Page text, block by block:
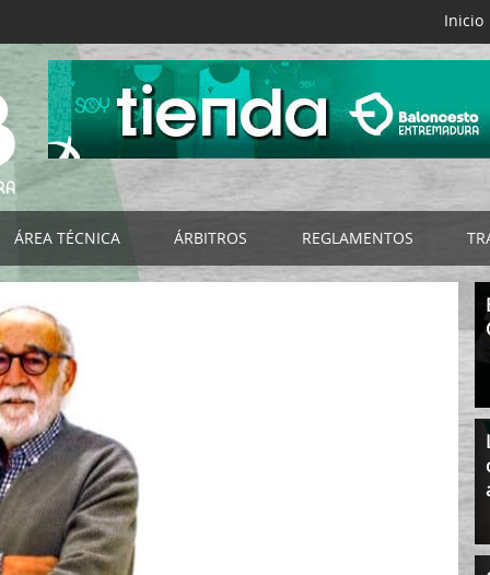
Inicio
ÁREA TÉCNICA
Selecciones FExB
Programa de Tecnificación FExB
Programa Detección y Selección de Talentos
Programa de Ayuda a la Tecnificación
Campus de Baloncesto
Cursos de Entrenadores
Formación Continua/Permanente
Clinic Entrenadores
ÁRBITROS
Acta Digital FExB
REGLAMENTOS
Reglamentos FExB